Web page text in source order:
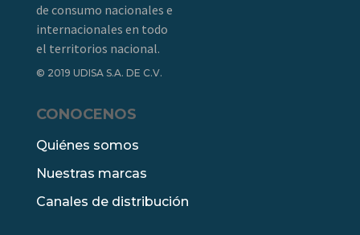
de consumo nacionales e
internacionales en todo
el territorios nacional.
© 2019 UDISA S.A. DE C.V.
CONOCENOS
Quiénes somos
Nuestras marcas
Canales de distribución